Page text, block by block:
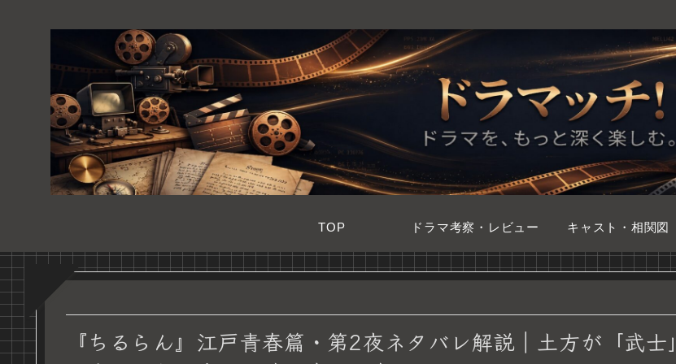
TOP ドラマ考察・レビュー キャスト・相関図
『ちるらん』江戸青春篇・第2夜ネタバレ解説｜土方が「武士」